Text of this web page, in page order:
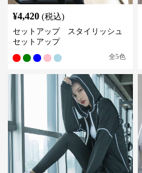
¥4,420 (税込)
セットアップ スタイリッシュ
セットアップ
全5色